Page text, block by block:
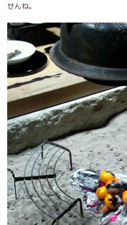
せんね。